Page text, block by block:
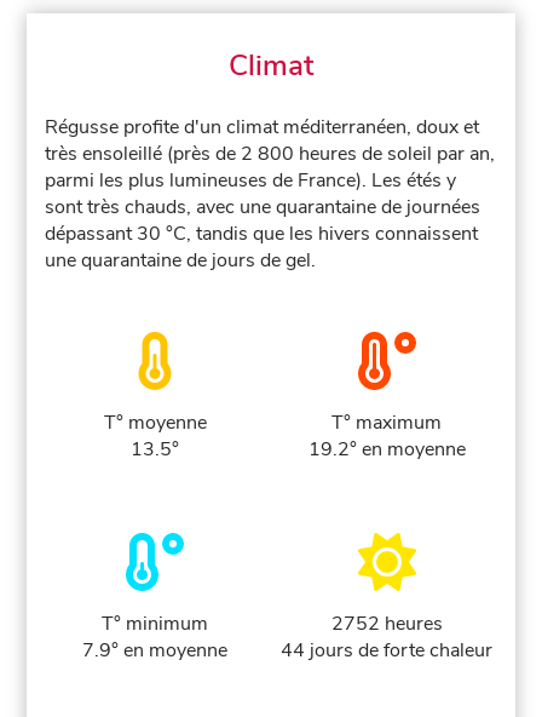
Climat
Régusse profite d'un climat méditerranéen, doux et
très ensoleillé (près de 2 800 heures de soleil par an,
parmi les plus lumineuses de France). Les étés y
sont très chauds, avec une quarantaine de journées
dépassant 30 °C, tandis que les hivers connaissent
une quarantaine de jours de gel.
T° moyenne
13.5°
T° maximum
19.2° en moyenne
T° minimum
7.9° en moyenne
2752 heures
44 jours de forte chaleur